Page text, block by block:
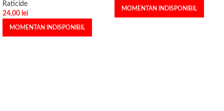
Raticide
24,00 lei
MOMENTAN INDISPONIBIL
MOMENTAN INDISPONIBIL